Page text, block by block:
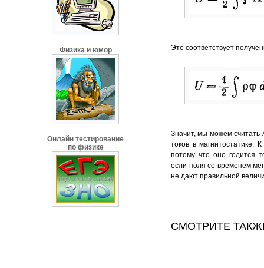
Физика и юмор
Онлайн тестирование
по физике
Это соответствует
Значит, мы можем считать
токов в магнитостатике.
потому что оно годится
если поля со временем
не дают правильной
СМОТРИТЕ